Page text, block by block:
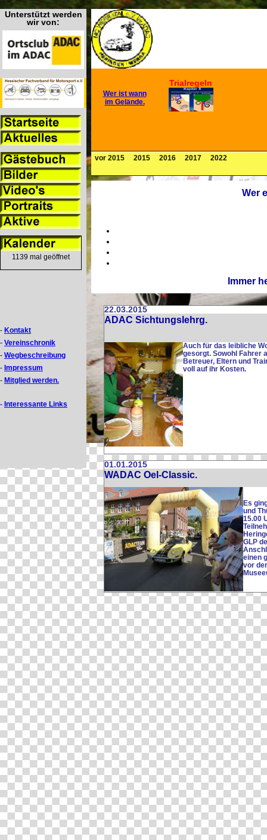
Unterstützt werden
wir von:
1139 mal geöffnet
- Kontakt
- Vereinschronik
- Wegbeschreibung
- Impressum
- Mitglied werden.
- Interessante Links
Wer ist wann
im Gelände.
Trialregeln
vor 2015 2015 2016 2017 2022
Wer
Immer
22.03.2015
ADAC Sichtungslehrg.
Auch für das leibliche
gesorgt. Sowohl Fahrer
Betreuer, Eltern und
voll auf ihr Kosten.
01.01.2015
WADAC Oel-Classic.
Es
und
15.00
GLP
einen
vor